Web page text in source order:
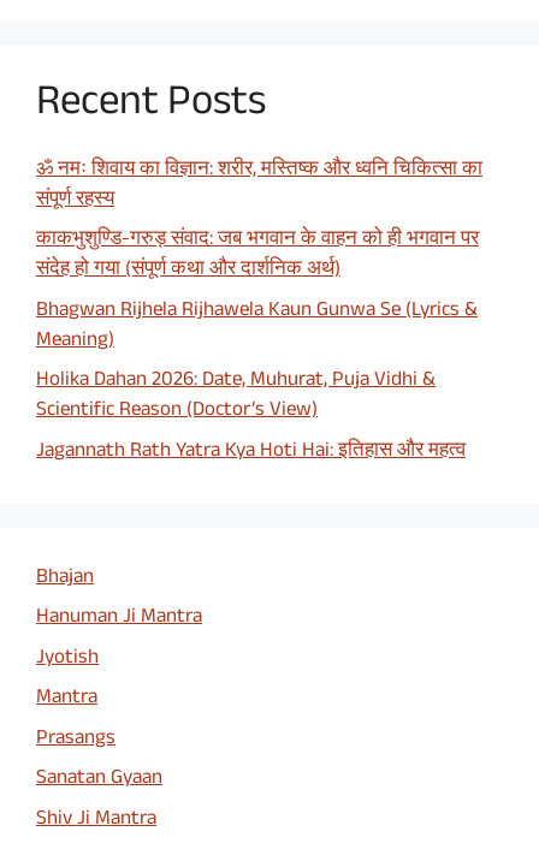
Recent Posts
ॐ नमः शिवाय का विज्ञान: शरीर, मस्तिष्क और ध्वनि चिकित्सा का
संपूर्ण रहस्य
काकभुशुण्डि-गरुड़ संवाद: जब भगवान के वाहन को ही भगवान पर
संदेह हो गया (संपूर्ण कथा और दार्शनिक अर्थ)
Bhagwan Rijhela Rijhawela Kaun Gunwa Se (Lyrics &
Meaning)
Holika Dahan 2026: Date, Muhurat, Puja Vidhi &
Scientific Reason (Doctor’s View)
Jagannath Rath Yatra Kya Hoti Hai: इतिहास और महत्व
Bhajan
Hanuman Ji Mantra
Jyotish
Mantra
Prasangs
Sanatan Gyaan
Shiv Ji Mantra